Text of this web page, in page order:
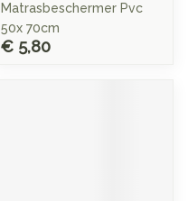
Matrasbeschermer Pvc
50x 70cm
€ 5,80